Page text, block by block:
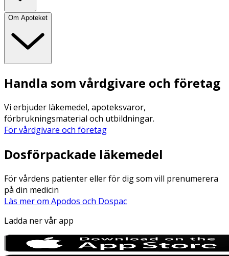
Om Apoteket
Handla som vårdgivare och företag
Vi erbjuder läkemedel, apoteksvaror,
förbrukningsmaterial och utbildningar.
För vårdgivare och företag
Dosförpackade läkemedel
För vårdens patienter eller för dig som vill prenumerera
på din medicin
Läs mer om Apodos och Dospac
Ladda ner vår app